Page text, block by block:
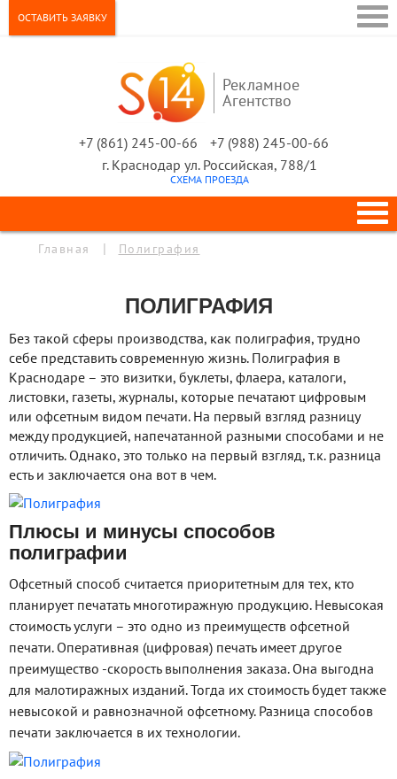
Рекламное
Агентство
ОСТАВИТЬ ЗАЯВКУ
+7 (861) 245-00-66
+7 (988) 245-00-66
г. Краснодар ул. Российская, 788/1
СХЕМА ПРОЕЗДА
Главная | Полиграфия
ПОЛИГРАФИЯ
Без такой сферы производства, как полиграфия, трудно
себе представить современную жизнь. Полиграфия в
Краснодаре – это визитки, буклеты, флаера, каталоги,
листовки, газеты, журналы, которые печатают цифровым
или офсетным видом печати. На первый взгляд разницу
между продукцией, напечатанной разными способами и не
отличить. Однако, это только на первый взгляд, т.к. разница
есть и заключается она вот в чем.
Плюсы и минусы способов
полиграфии
Офсетный способ считается приоритетным для тех, кто
планирует печатать многотиражную продукцию. Невысокая
стоимость услуги – это одно из преимуществ офсетной
печати. Оперативная (цифровая) печать имеет другое
преимущество -скорость выполнения заказа. Она выгодна
для малотиражных изданий. Тогда их стоимость будет также
невысокой и равнозначной офсетному. Разница способов
печати заключается в их технологии.